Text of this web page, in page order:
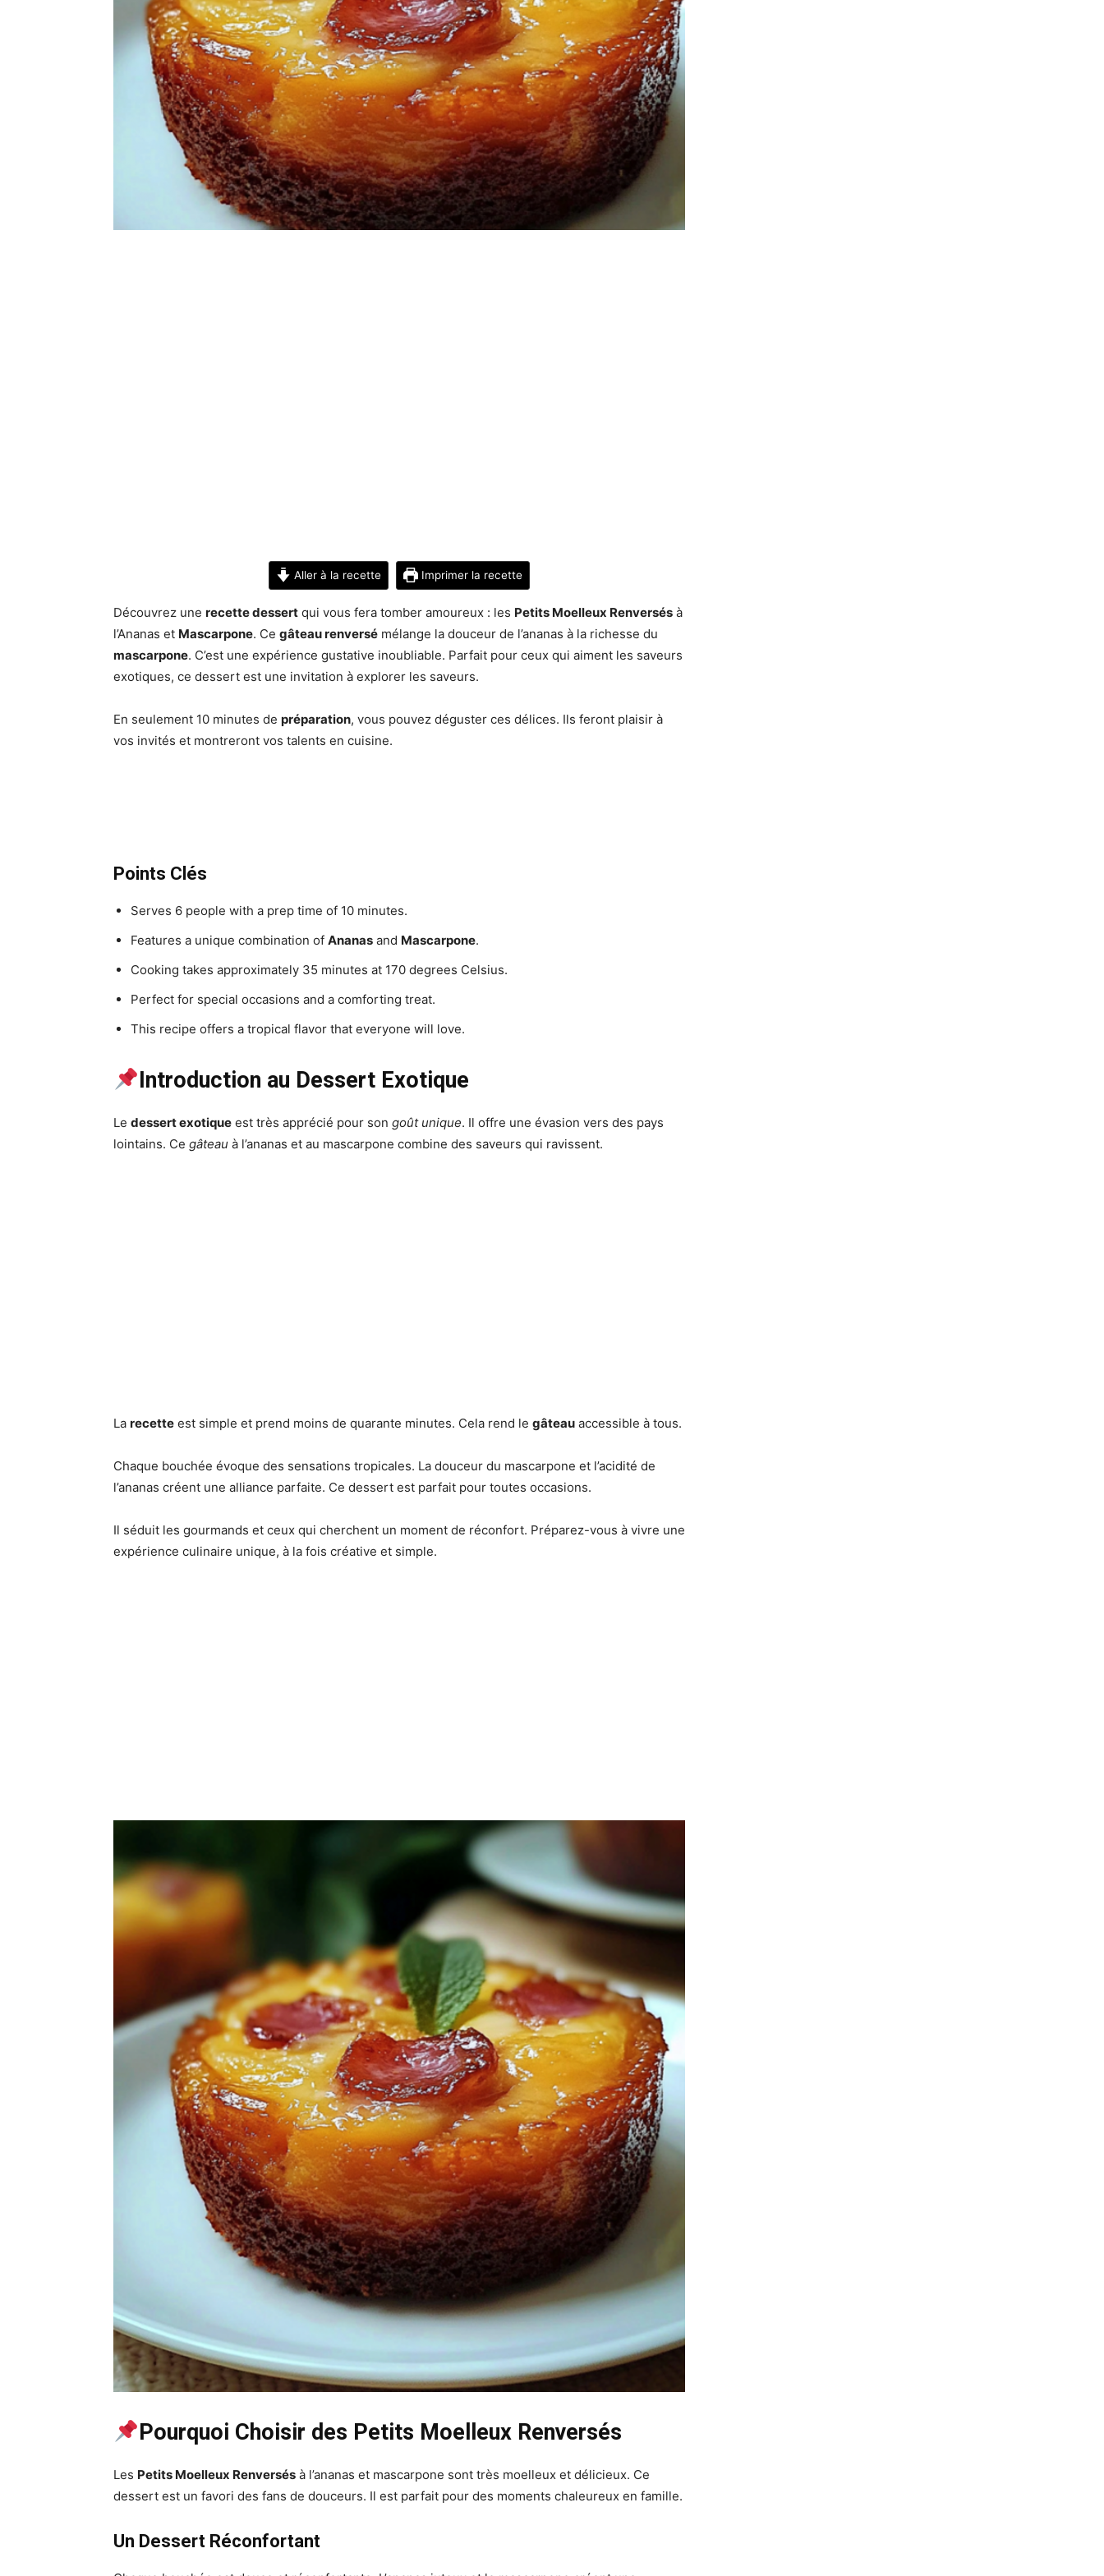
Aller à la recette Imprimer la recette
Découvrez une recette dessert qui vous fera tomber amoureux : les Petits Moelleux Renversés à
l’Ananas et Mascarpone. Ce gâteau renversé mélange la douceur de l’ananas à la richesse du
mascarpone. C’est une expérience gustative inoubliable. Parfait pour ceux qui aiment les saveurs
exotiques, ce dessert est une invitation à explorer les saveurs.
En seulement 10 minutes de préparation, vous pouvez déguster ces délices. Ils feront plaisir à
vos invités et montreront vos talents en cuisine.
Points Clés
Serves 6 people with a prep time of 10 minutes.
Features a unique combination of Ananas and Mascarpone.
Cooking takes approximately 35 minutes at 170 degrees Celsius.
Perfect for special occasions and a comforting treat.
This recipe offers a tropical flavor that everyone will love.
Introduction au Dessert Exotique
Le dessert exotique est très apprécié pour son goût unique. Il offre une évasion vers des pays
lointains. Ce gâteau à l’ananas et au mascarpone combine des saveurs qui ravissent.
La recette est simple et prend moins de quarante minutes. Cela rend le gâteau accessible à tous.
Chaque bouchée évoque des sensations tropicales. La douceur du mascarpone et l’acidité de
l’ananas créent une alliance parfaite. Ce dessert est parfait pour toutes occasions.
Il séduit les gourmands et ceux qui cherchent un moment de réconfort. Préparez-vous à vivre une
expérience culinaire unique, à la fois créative et simple.
Pourquoi Choisir des Petits Moelleux Renversés
Les Petits Moelleux Renversés à l’ananas et mascarpone sont très moelleux et délicieux. Ce
dessert est un favori des fans de douceurs. Il est parfait pour des moments chaleureux en famille.
Un Dessert Réconfortant